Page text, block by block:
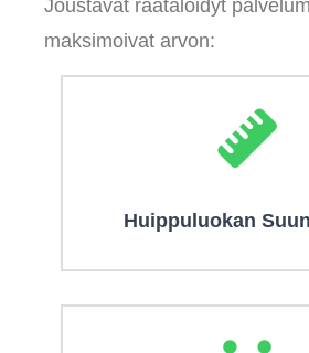
Joustavat räätälöidyt
maksimoivat arvon:
Huippuluokan